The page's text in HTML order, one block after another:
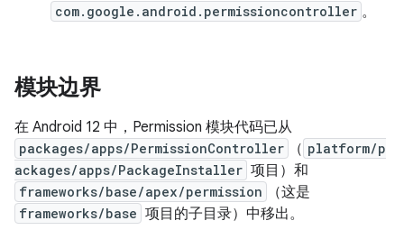
com.google.android.permissioncontroller 。
模块边界
在 Android 12 中，Permission 模块代码已从
packages/apps/PermissionController （ platform/p
ackages/apps/PackageInstaller 项目）和
frameworks/base/apex/permission （这是
frameworks/base 项目的子目录）中移出。